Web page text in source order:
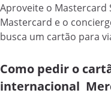
Aproveite o Mastercard
Mastercard e o
busca um cartão para
Como pedir o
internacional